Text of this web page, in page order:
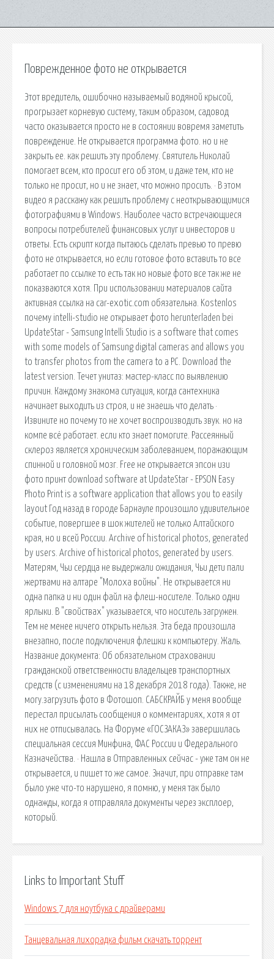
Поврежденное фото не открывается
Этот вредитель, ошибочно называемый водяной крысой,
прогрызает корневую систему, таким образом, садовод
часто оказывается просто не в состоянии вовремя заметить
повреждение. Не открывается программа фото. но и не
закрыть ее. как решить эту проблему. Святитель Николай
помогает всем, кто просит его об этом, и даже тем, кто не
только не просит, но и не знает, что можно просить. · В этом
видео я расскажу как решить проблему с неоткрывающимися
фотографиями в Windows. Наиболее часто встречающиеся
вопросы потребителей финансовых услуг и инвесторов и
ответы. Есть скрипт когда пытаюсь сделать превью то превю
фото не открывается, но если готовое фото вставить то все
работает по ссылке то есть так но новые фото все так же не
показваются хотя. При использовании материалов сайта
активная ссылка на car-exotic.com обязательна. Kostenlos
почему intelli-studio не открывает фото herunterladen bei
UpdateStar - Samsung Intelli Studio is a software that comes
with some models of Samsung digital cameras and allows you
to transfer photos from the camera to a PC. Download the
latest version. Течет унитаз: мастер-класс по выявлению
причин. Каждому знакома ситуация, когда сантехника
начинает выходить из строя, и не знаешь что делать ·
Извините но почему то не хочет воспроизводить звук. но на
компе всё работает. если кто знает помогите. Рассеянный
склероз является хроническим заболеванием, поражающим
спинной и головной мозг. Free не открывается эпсон изи
фото принт download software at UpdateStar - EPSON Easy
Photo Print is a software application that allows you to easily
layout Год назад в городе Барнауле произошло удивительное
событие, повергшее в шок жителей не только Алтайского
края, но и всей России. Archive of historical photos, generated
by users. Archive of historical photos, generated by users.
Матерям, Чьи сердца не выдержали ожидания, Чьи дети пали
жертвами на алтаре "Молоха войны". Не открывается ни
одна папка и ни один файл на флеш-носителе. Только одни
ярлыки. В "свойствах" указывается, что носитель загружен.
Тем не менее ничего открыть нельзя. Эта беда произошла
внезапно, после подключения флешки к компьютеру. Жаль.
Название документа: Об обязательном страховании
гражданской ответственности владельцев транспортных
средств (с изменениями на 18 декабря 2018 года). Также, не
могу.загрузить фото в Фотошоп. САБСКРАЙБ у меня вообще
перестал присылать сообщения о комментариях, хотя я от
них не отписывалась. На Форуме «ГОСЗАКАЗ» завершилась
специальная сессия Минфина, ФАС России и Федерального
Казначейства. · Нашла в Отправленных сейчас - уже там он не
открывается, и пишет то же самое. Значит, при отправке там
было уже что-то нарушено, я помню, у меня так было
однажды, когда я отправляла документы через эксплоер,
который.
Links to Important Stuff
Windows 7 для ноутбука с драйверами
Танцевальная лихорадка фильм скачать торрент